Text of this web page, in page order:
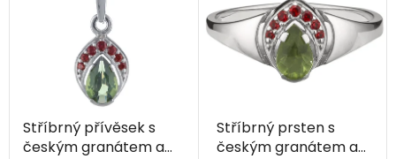
Stříbrný přívěsek s
českým granátem a
Stříbrný prsten s
českým granátem a